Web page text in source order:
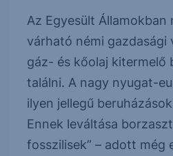
Az Egyesült
várható némi gazdasági
gáz- és kőolaj kitermelő
találni. A nagy nyugat-
ilyen jellegű
Ennek leváltása
fosszilisek” – adott még